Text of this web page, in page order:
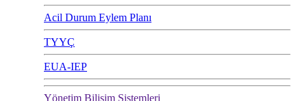
Acil Durum Eylem Planı
TYYÇ
EUA-IEP
Yönetim Bilişim Sistemleri